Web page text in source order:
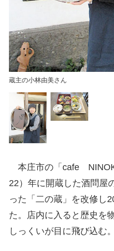
蔵主の小林由美さん
本庄市の「cafe
22）年に開蔵した酒問屋
った「二の蔵」を改修し
た。店内に入ると歴史を
しっくいが目に飛び込む。